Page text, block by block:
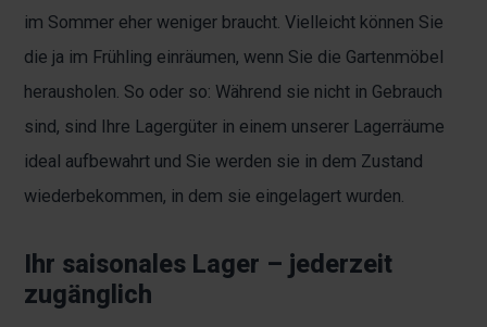
im Sommer eher weniger braucht. Vielleicht können Sie
die ja im Frühling einräumen, wenn Sie die Gartenmöbel
herausholen. So oder so: Während sie nicht in Gebrauch
sind, sind Ihre Lagergüter in einem unserer Lagerräume
ideal aufbewahrt und Sie werden sie in dem Zustand
wiederbekommen, in dem sie eingelagert wurden.
Ihr saisonales Lager – jederzeit
zugänglich